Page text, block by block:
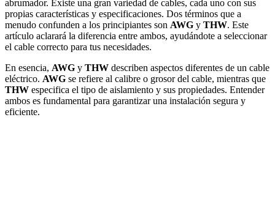
abrumador. Existe una gran variedad de cables, cada uno con sus
propias características y especificaciones. Dos términos que a
menudo confunden a los principiantes son AWG y THW. Este
artículo aclarará la diferencia entre ambos, ayudándote a seleccionar
el cable correcto para tus necesidades.
En esencia, AWG y THW describen aspectos diferentes de un cable
eléctrico. AWG se refiere al calibre o grosor del cable, mientras que
THW especifica el tipo de aislamiento y sus propiedades. Entender
ambos es fundamental para garantizar una instalación segura y
eficiente.